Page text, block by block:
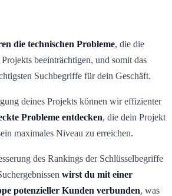
die technischen Probleme, die die
beeinträchtigen, und somit das
Suchbegriffe für dein Geschäft.
deines Projekts können wir effizienter
Probleme entdecken, die dein Projekt
maximales Niveau zu erreichen.
des Rankings der Schlüsselbegriffe
wirst du mit einer
potenzieller Kunden verbunden, was